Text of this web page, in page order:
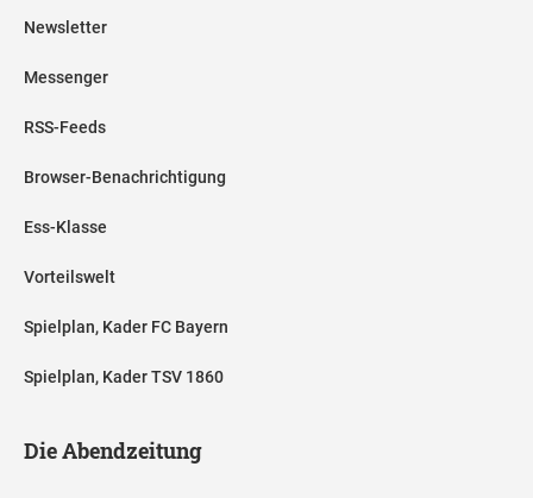
Newsletter
Messenger
RSS-Feeds
Browser-Benachrichtigung
Ess-Klasse
Vorteilswelt
Spielplan, Kader FC Bayern
Spielplan, Kader TSV 1860
Die Abendzeitung